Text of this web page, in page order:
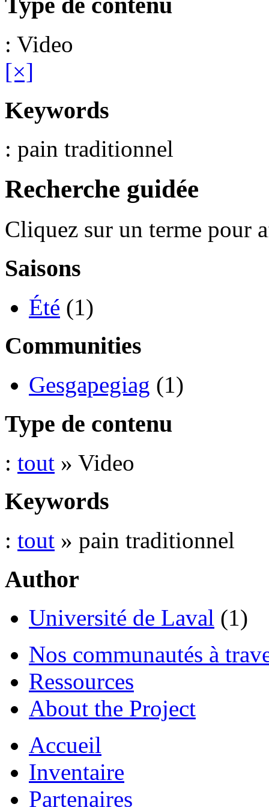
: Video
[×]
Keywords
: pain traditionnel
Recherche guidée
Cliquez sur un terme pour
Saisons
Été (1)
Communities
Gesgapegiag (1)
Type de contenu
: tout » Video
Keywords
: tout » pain traditionnel
Author
Université de Laval (1)
Nos communautés à
Ressources
About the Project
Accueil
Inventaire
Partenaires